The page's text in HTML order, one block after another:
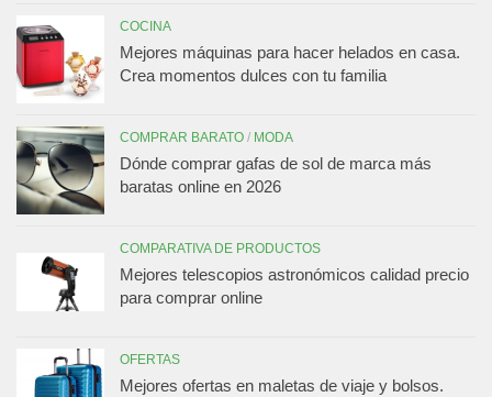
COCINA
Mejores máquinas para hacer helados en casa.
Crea momentos dulces con tu familia
COMPRAR BARATO / MODA
Dónde comprar gafas de sol de marca más
baratas online en 2026
COMPARATIVA DE PRODUCTOS
Mejores telescopios astronómicos calidad precio
para comprar online
OFERTAS
Mejores ofertas en maletas de viaje y bolsos.